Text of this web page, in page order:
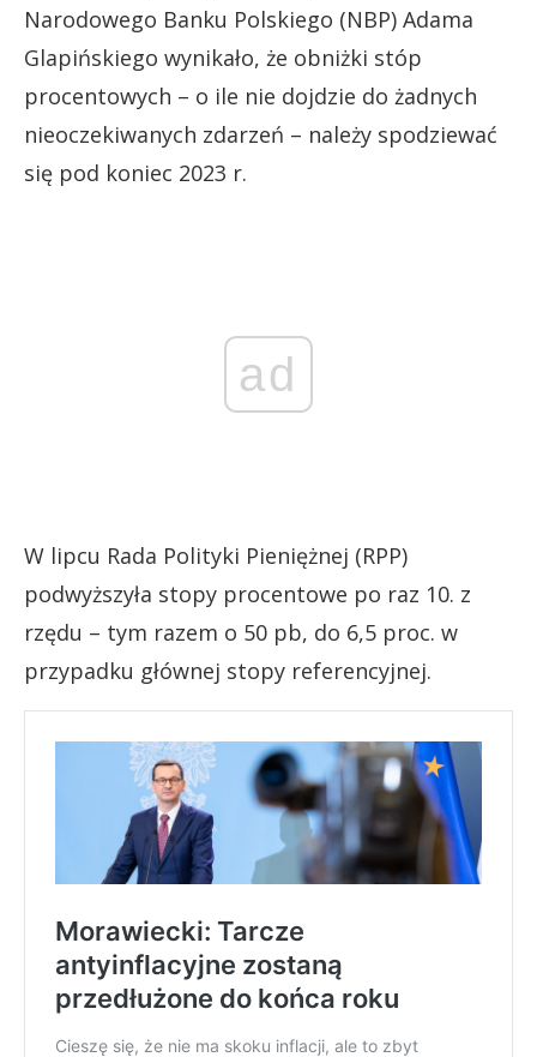
Narodowego Banku Polskiego (NBP) Adama
Glapińskiego wynikało, że obniżki stóp
procentowych – o ile nie dojdzie do żadnych
nieoczekiwanych zdarzeń – należy spodziewać
się pod koniec 2023 r.
ad
W lipcu Rada Polityki Pieniężnej (RPP)
podwyższyła stopy procentowe po raz 10. z
rzędu – tym razem o 50 pb, do 6,5 proc. w
przypadku głównej stopy referencyjnej.